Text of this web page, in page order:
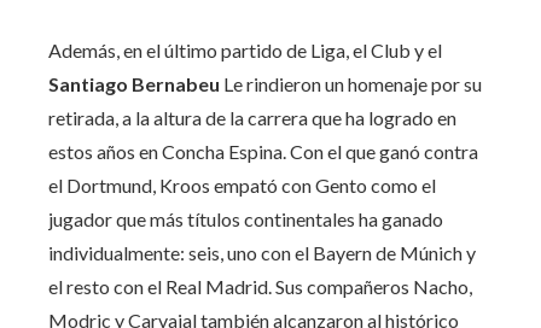
Además, en el último partido de Liga, el Club y el
Santiago Bernabeu Le rindieron un homenaje por su
retirada, a la altura de la carrera que ha logrado en
estos años en Concha Espina. Con el que ganó contra
el Dortmund, Kroos empató con Gento como el
jugador que más títulos continentales ha ganado
individualmente: seis, uno con el Bayern de Múnich y
el resto con el Real Madrid. Sus compañeros Nacho,
Modric y Carvajal también alcanzaron al histórico